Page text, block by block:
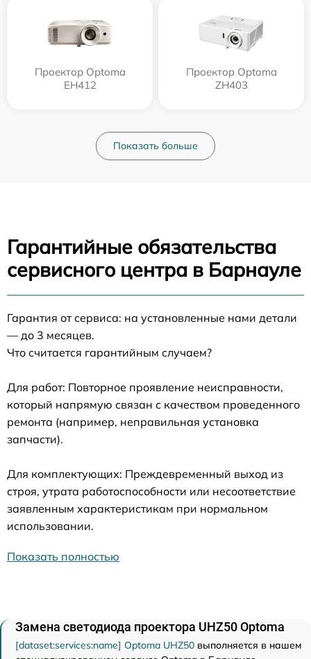
Проектор Optoma
EH412
Проектор Optoma
ZH403
Показать больше
Гарантийные обязательства
сервисного центра в Барнауле
Гарантия от сервиса: на установленные нами детали
— до 3 месяцев.
Что считается гарантийным случаем?
Для работ: Повторное проявление неисправности,
который напрямую связан с качеством проведенного
ремонта (например, неправильная установка
запчасти).
Для комплектующих: Преждевременный выход из
строя, утрата работоспособности или несоответствие
заявленным характеристикам при нормальном
использовании.
Показать полностью
Замена светодиода проектора UHZ50 Optoma
[dataset:services:name] Optoma UHZ50 выполняется в нашем